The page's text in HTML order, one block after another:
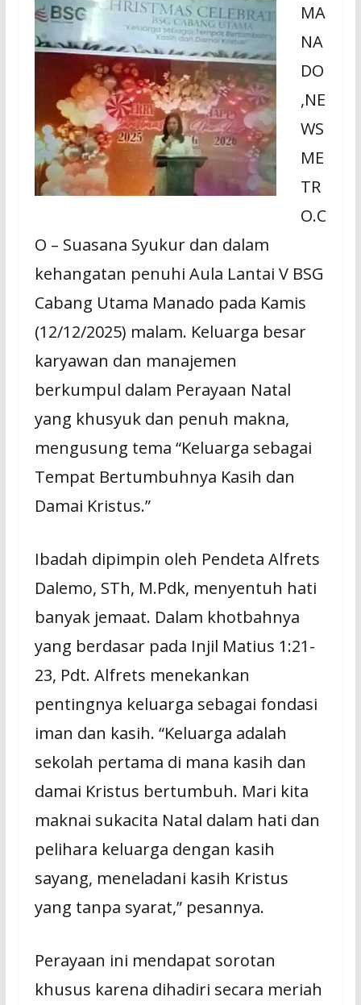
MA
NA
DO
,NE
WS
ME
TR
O.C
O – Suasana Syukur dan dalam
kehangatan penuhi Aula Lantai V BSG
Cabang Utama Manado pada Kamis
(12/12/2025) malam. Keluarga besar
karyawan dan manajemen
berkumpul dalam Perayaan Natal
yang khusyuk dan penuh makna,
mengusung tema “Keluarga sebagai
Tempat Bertumbuhnya Kasih dan
Damai Kristus.”
Ibadah dipimpin oleh Pendeta Alfrets
Dalemo, STh, M.Pdk, menyentuh hati
banyak jemaat. Dalam khotbahnya
yang berdasar pada Injil Matius 1:21-
23, Pdt. Alfrets menekankan
pentingnya keluarga sebagai fondasi
iman dan kasih. “Keluarga adalah
sekolah pertama di mana kasih dan
damai Kristus bertumbuh. Mari kita
maknai sukacita Natal dalam hati dan
pelihara keluarga dengan kasih
sayang, meneladani kasih Kristus
yang tanpa syarat,” pesannya.
Perayaan ini mendapat sorotan
khusus karena dihadiri secara meriah